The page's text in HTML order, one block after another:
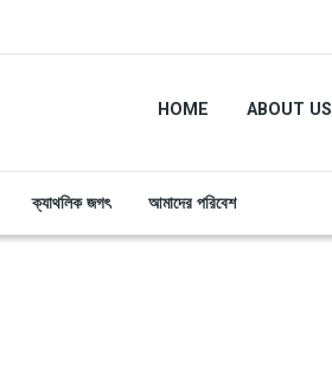
HOME ABOUT US
ক্যাথলিক জগৎ আমাদের পরিবেশ